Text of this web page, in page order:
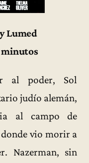
Lumed
minutos
al poder, Sol
judío alemán,
al campo de
vio morir a
Nazerman, sin